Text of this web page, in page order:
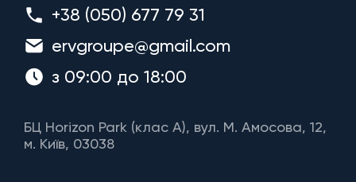
+38 (050) 677 79 31
ervgroupe@gmail.com
з 09:00 до 18:00
БЦ Horizon Park (клас A), вул. М. Амосова, 12,
м. Київ, 03038